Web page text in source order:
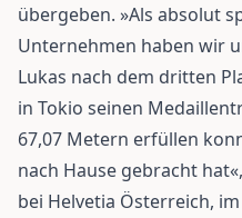
übergeben. »Als absolut
Unternehmen haben wir
Lukas nach dem dritten
in Tokio seinen
67,07 Metern erfüllen
nach Hause gebracht
bei Helvetia Österreich,